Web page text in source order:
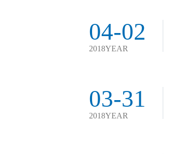
04-02
2018YEAR
03-31
2018YEAR